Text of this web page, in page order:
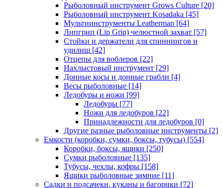
Рыболовный инструмент Grows Culture [20]
Рыболовный инструмент Kosadaka [45]
Мультиинструменты Leatherman [64]
Липгрип (Lip Grip) челюстной захват [57]
Стойки и держатели для спиннингов и
удилищ [42]
Отцепы для воблеров [22]
Нахлыстовый инструмент [29]
Донные косы и донные грабли [4]
Весы рыболовные [14]
Ледобуры и ножи [99]
Ледобуры [77]
Ножи для ледобуров [22]
Принадлежности для ледобуров [0]
Другие разные рыболовные инструменты [2]
Емкости (коробки, сумки, боксы, тубусы) [554]
Коробки, боксы, ящики [250]
Сумки рыболовные [135]
Тубусы, чехлы, кофры [158]
Ящики рыболовные зимние [11]
Садки и подсачеки, куканы и багорики [72]